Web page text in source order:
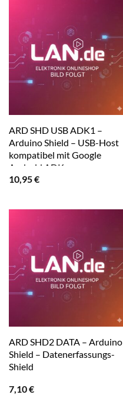
ARD SHD USB ADK1 –
Arduino Shield – USB-Host
kompatibel mit Google
Android ADK
10,95€
ARD SHD2 DATA – Arduino
Shield – Datenerfassungs-
Shield
7,10€